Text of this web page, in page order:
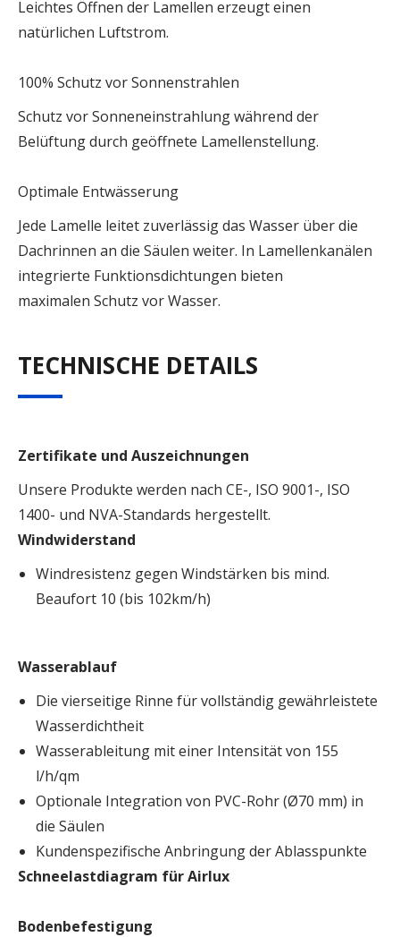
Leichtes Öffnen der Lamellen erzeugt einen
natürlichen Luftstrom.
100% Schutz vor Sonnenstrahlen
Schutz vor Sonneneinstrahlung während der
Belüftung durch geöffnete Lamellenstellung.
Optimale Entwässerung
Jede Lamelle leitet zuverlässig das Wasser über die
Dachrinnen an die Säulen weiter. In Lamellenkanälen
integrierte Funktionsdichtungen bieten
maximalen Schutz vor Wasser.
TECHNISCHE DETAILS
Zertifikate und Auszeichnungen
Unsere Produkte werden nach CE-, ISO 9001-, ISO
1400- und NVA-Standards hergestellt.
Windwiderstand
Windresistenz gegen Windstärken bis mind.
Beaufort 10 (bis 102km/h)
Wasserablauf
Die vierseitige Rinne für vollständig gewährleistete
Wasserdichtheit
Wasserableitung mit einer Intensität von 155
l/h/qm
Optionale Integration von PVC-Rohr (Ø70 mm) in
die Säulen
Kundenspezifische Anbringung der Ablasspunkte
Schneelastdiagram für Airlux
Bodenbefestigung